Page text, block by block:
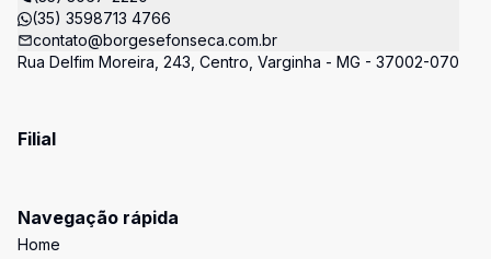
(35) 3598713 4766
contato@borgesefonseca.com.br
Rua Delfim Moreira, 243, Centro, Varginha - MG - 37002-070
Filial
Navegação rápida
Home